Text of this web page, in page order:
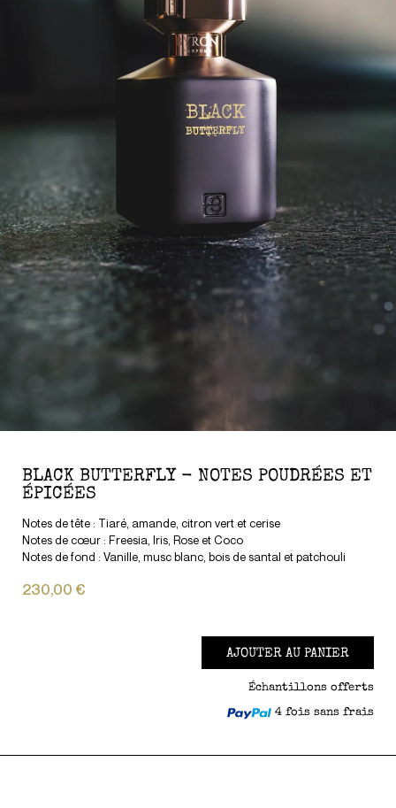
BLACK BUTTERFLY - NOTES POUDRÉES ET
ÉPICÉES
Notes de tête : Tiaré, amande, citron vert et cerise
Notes de cœur : Freesia, Iris, Rose et Coco
Notes de fond : Vanille, musc blanc, bois de santal et patchouli
230,00 €
AJOUTER AU PANIER
Échantillons offerts
4 fois sans frais